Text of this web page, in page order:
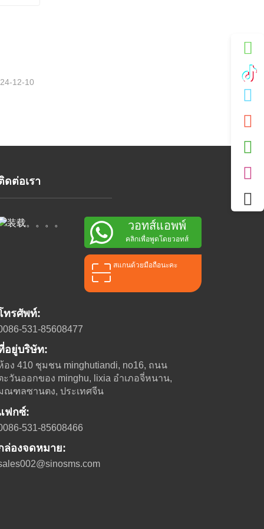
12-10
ดต่อเรา
วอทส์แอพพ์
คลิกเพื่อพูดโดยวอทส์
สแกนด้วยมือถือนะคะ
ทรศัพท์:
531-85608477
อยู่บริษัท:
อง 410 ชุมชน minghutiandi, no16, ถนน
ะวันออกของ minghu, lixia อําเภอจี่หนาน,
ณฑลซานตง, ประเทศจีน
ฟกซ์:
531-85608466
ล่องจดหมาย: